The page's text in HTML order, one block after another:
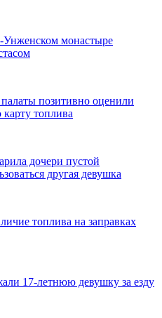
монастыре
позитивно оценили
топлива
дочери пустой
другая девушка
топлива на заправках
17-летнюю девушку за езду